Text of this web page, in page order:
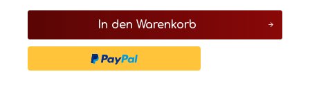
In den Warenkorb